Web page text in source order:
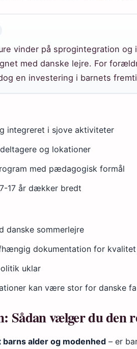
vinder på sprogintegration
med danske lejre. For
en investering i barnets
integreret i sjove aktiviteter
og lokationer
med pædagogisk formål
17 år dækker bredt
danske sommerlejre
dokumentation for kvalitet
uklar
kan være stor for danske
Sådan vælger du den
alder og modenhed – er